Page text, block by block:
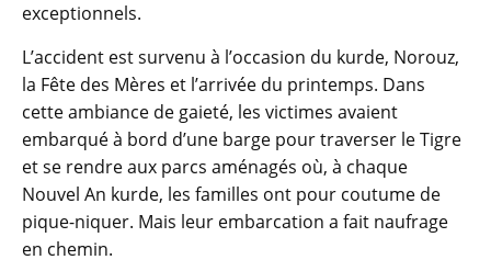
exceptionnels.
L’accident est survenu à l’occasion du kurde, Norouz,
la Fête des Mères et l’arrivée du printemps. Dans
cette ambiance de gaieté, les victimes avaient
embarqué à bord d’une barge pour traverser le Tigre
et se rendre aux parcs aménagés où, à chaque
Nouvel An kurde, les familles ont pour coutume de
pique-niquer. Mais leur embarcation a fait naufrage
en chemin.